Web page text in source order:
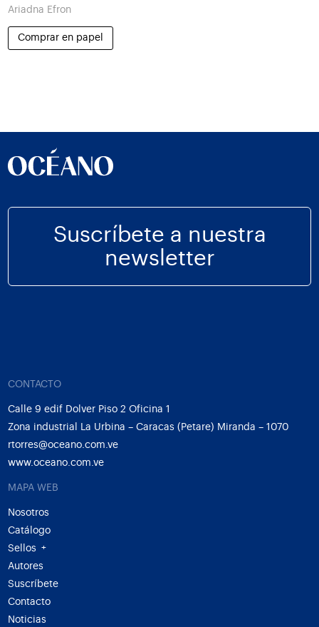
Ariadna Efron
Comprar en papel
Suscríbete a nuestra
newsletter
CONTACTO
Calle 9 edif Dolver Piso 2 Oficina 1
Zona industrial La Urbina – Caracas (Petare) Miranda – 1070
rtorres@oceano.com.ve
www.oceano.com.ve
MAPA WEB
Nosotros
Catálogo
Sellos
+
Autores
Suscríbete
Contacto
Noticias